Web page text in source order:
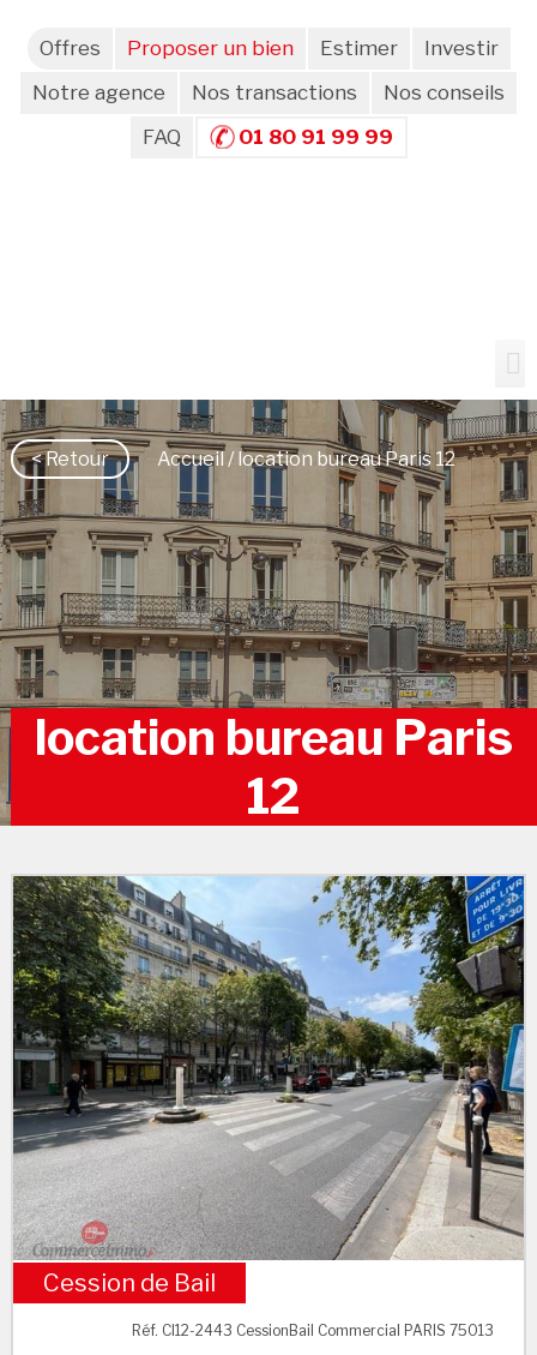
Offres Proposer un bien Estimer
Investir
Notre agence
Nos transactions
Nos conseils
FAQ
01 80 91 99 99
< Retour Accueil/ location bureau Paris 12
location bureau Paris
12
M° Les Gobelins
Cession de Bail
Réf. CI12-2443 CessionBail Commercial PARIS 75013